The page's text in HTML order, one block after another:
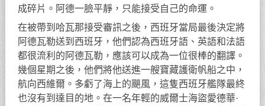
成碎片。阿德一臉平靜，只能接受自己的命運。
在被帶到哈瓦那接受審訊之後，西班牙當局最後決定將
阿德瓦勒送到西班牙，他們認為西班牙語、英語和法語
都很流利的阿德瓦勒，應該可以成為一位很棒的翻譯。
幾個星期之後，他們將他送進一艘寶藏護衛帆船之中，
航向西維爾。多虧了海上的颶風，這隻西班牙艦隊最終
也沒有到達目的地。在一名年輕的威爾士海盜愛德華·